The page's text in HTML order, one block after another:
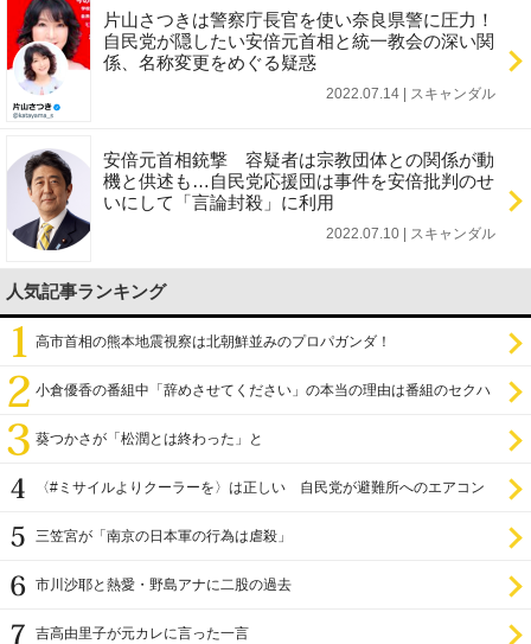
片山さつきは警察庁長官を使い奈良県警に圧力！
自民党が隠したい安倍元首相と統一教会の深い関
係、名称変更をめぐる疑惑
2022.07.14 | スキャンダル
安倍元首相銃撃 容疑者は宗教団体との関係が動
機と供述も…自民党応援団は事件を安倍批判のせ
いにして「言論封殺」に利用
2022.07.10 | スキャンダル
人気記事ランキング
高市首相の熊本地震視察は北朝鮮並みのプロパガンダ！
小倉優香の番組中「辞めさせてください」の本当の理由は番組のセクハ
葵つかさが「松潤とは終わった」と
〈#ミサイルよりクーラーを〉は正しい 自民党が避難所へのエアコン
三笠宮が「南京の日本軍の行為は虐殺」
市川沙耶と熱愛・野島アナに二股の過去
吉高由里子が元カレに言った一言